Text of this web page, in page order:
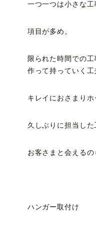
一つ一つは小さな
項目が多め。
限られた時間での
作って持っていく工
キレイにおさまりホ
久しぶりに担当し
お客さまと会えるの
ハンガー取付け